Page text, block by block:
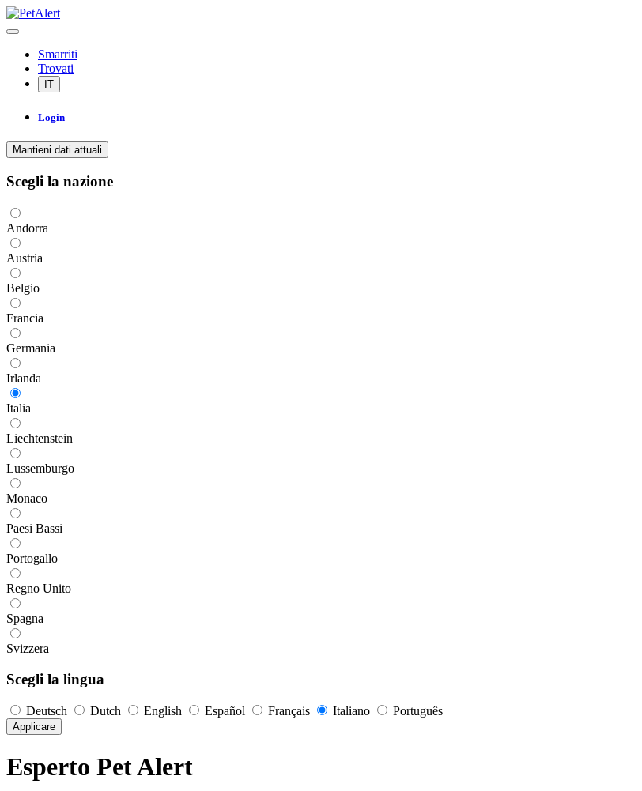
Smarriti
Trovati
IT
Login
Mantieni dati attuali
Scegli la nazione
Andorra
Austria
Belgio
Francia
Germania
Irlanda
Italia
Liechtenstein
Lussemburgo
Monaco
Paesi Bassi
Portogallo
Regno Unito
Spagna
Svizzera
Scegli la lingua
Deutsch Dutch English Español Français Italiano Português
Applicare
Esperto Pet Alert